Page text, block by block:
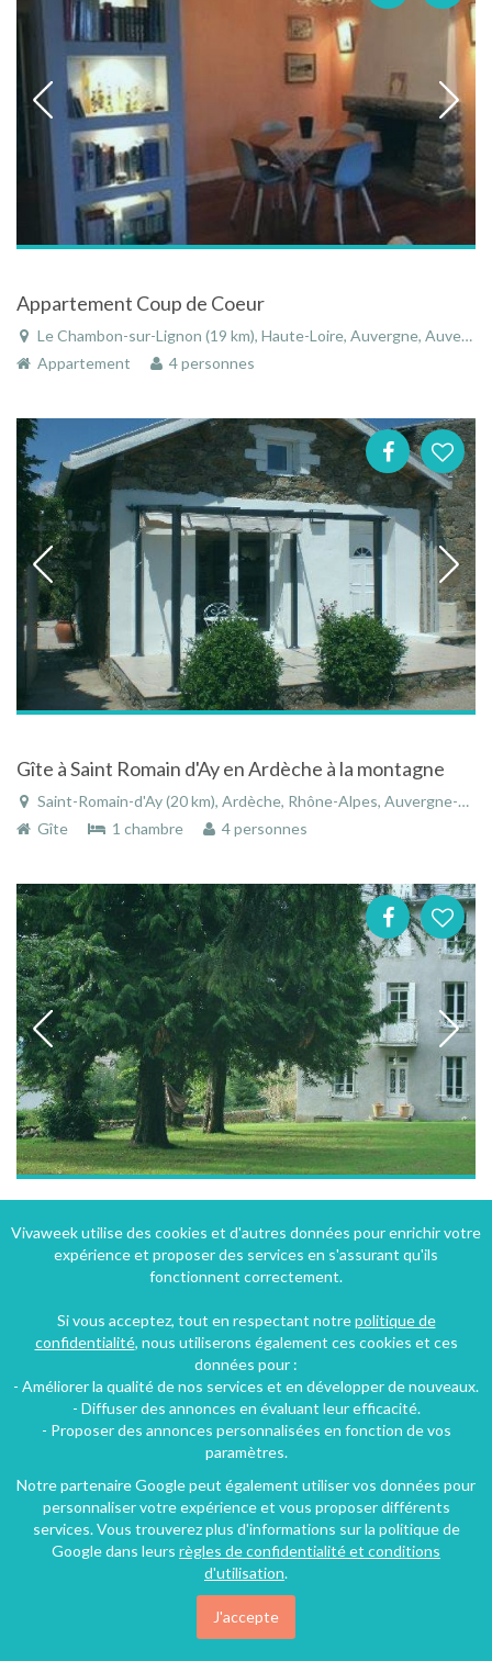
Appartement Coup de Coeur
Le Chambon-sur-Lignon (19 km), Haute-Loire, Auvergne, Auvergne-Rhône-Alpes, France
Appartement
4 personnes
Gîte à Saint Romain d'Ay en Ardèche à la montagne
Saint-Romain-d'Ay (20 km), Ardèche, Rhône-Alpes, Auvergne-Rhône-Alpes, France
Gîte
1 chambre 4 personnes
Le charme d'une maison de grand mère pour des vacances d'aujourd'hui auChambon-sur-Lignon
Le Chambon-sur-Lignon (20 km), Haute-Loire, Auvergne, Auvergne-Rhône-Alpes, France
41€/nuit
Vivaweek utilise des cookies et d'autres données pour enrichir votre
expérience et proposer des services en s'assurant qu'ils
fonctionnent correctement.
Si vous acceptez, tout en respectant notrepolitique de
confidentialité, nous utiliserons également ces cookies et ces
données pour :
- Améliorer la qualité de nos services et en développer de nouveaux.
- Diffuser des annonces en évaluant leur efficacité.
- Proposer des annonces personnalisées en fonction de vos
paramètres.
Notre partenaire Google peut également utiliser vos données pour
personnaliser votre expérience et vous proposer différents
services. Vous trouverez plus d'informations sur la politique de
Google dans leurs règles de confidentialité et conditions
d'utilisation.
J'accepte